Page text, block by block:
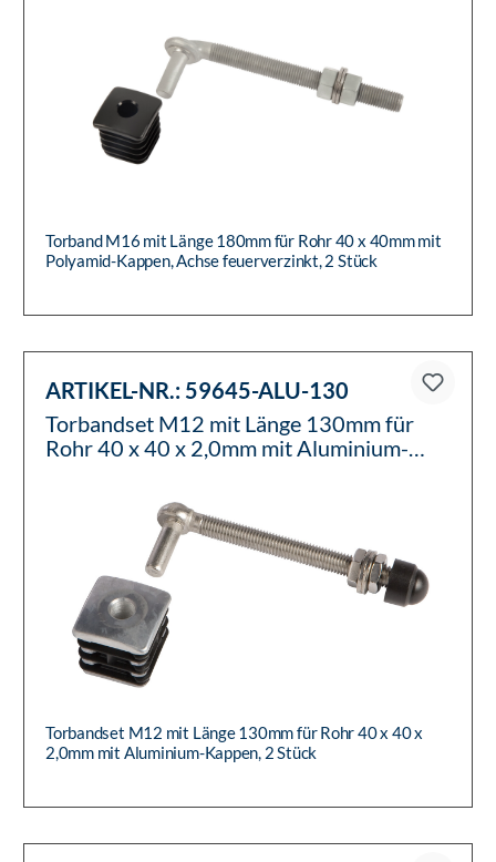
Torband M16 mit Länge 180mm für Rohr 40 x 40mm mit
Polyamid-Kappen, Achse feuerverzinkt, 2 Stück
ARTIKEL-NR.: 59645-ALU-130
Torbandset M12 mit Länge 130mm für
Rohr 40 x 40 x 2,0mm mit Aluminium-
Torbandset M12 mit Länge 130mm für Rohr 40 x 40 x
2,0mm mit Aluminium-Kappen, 2 Stück